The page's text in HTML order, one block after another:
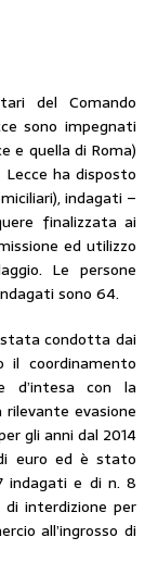
del Comando
sono impegnati
e quella di Roma)
Lecce ha disposto
indagati –
finalizzata ai
ed utilizzo
Le persone
sono 64.
stata condotta dai
il coordinamento
d’intesa con la
evasione
gli anni dal 2014
euro ed è stato
indagati e di n. 8
interdizione per
all’ingrosso di